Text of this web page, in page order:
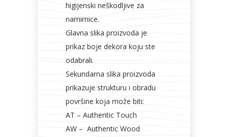
higijenski neškodljive za
namirnice.
Glavna slika proizvoda je
prikaz boje dekora koju ste
odabrali.
Sekundarna slika proizvoda
prikazuje strukturu i obradu
površine koja može biti:
AT – Authentic Touch
AW – Authentic Wood